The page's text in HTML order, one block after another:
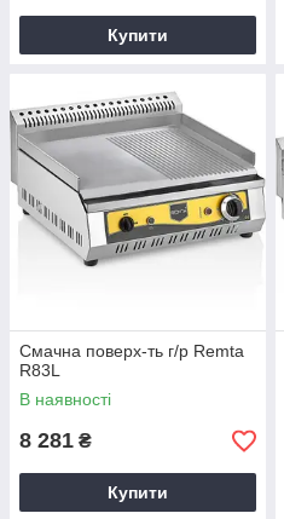
Купити
Смачна поверх-ть г/р Remta
R83L
В наявності
8 281 ₴
Купити